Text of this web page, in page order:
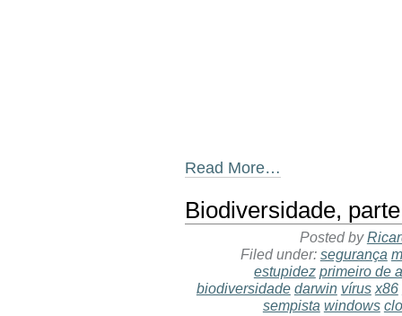
Read More…
Biodiversidade,
Posted by
Filed under: segurança
estupidez primeiro de
biodiversidade darwin vírus x86
sempista windows